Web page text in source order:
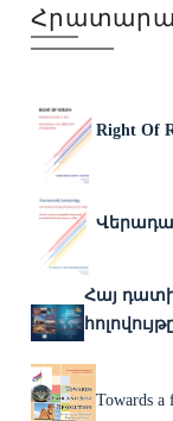
Right Of
Հայ
Towards a